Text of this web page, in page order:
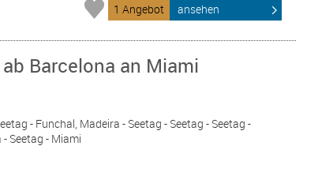
1 Angebot ansehen
Barcelona an Miami
- Funchal, Madeira - Seetag - Seetag - Seetag -
Seetag - Miami